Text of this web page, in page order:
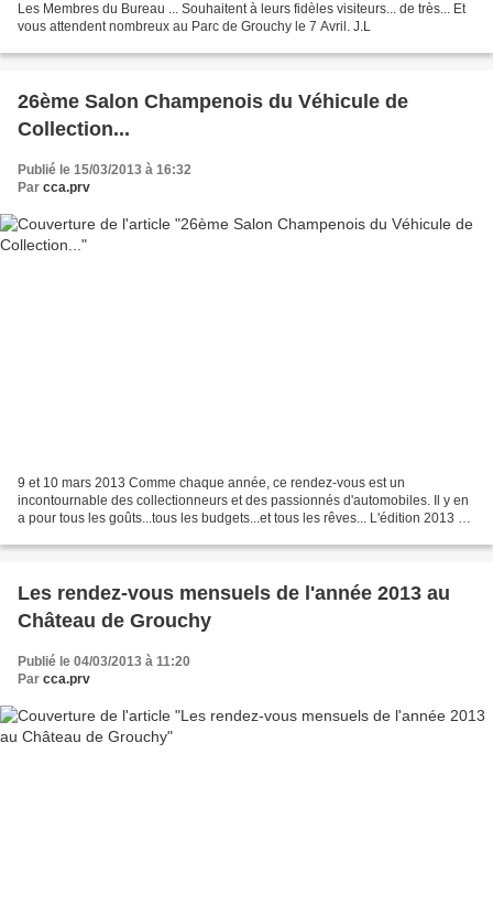
Les Membres du Bureau ... Souhaitent à leurs fidèles visiteurs... de très... Et
vous attendent nombreux au Parc de Grouchy le 7 Avril. J.L
26ème Salon Champenois du Véhicule de
Collection...
Publié le 15/03/2013 à 16:32
Par cca.prv
9 et 10 mars 2013 Comme chaque année, ce rendez-vous est un
incontournable des collectionneurs et des passionnés d'automobiles. Il y en
a pour tous les goûts...tous les budgets...et tous les rêves... L'édition 2013 a
Les rendez-vous mensuels de l'année 2013 au
Château de Grouchy
Publié le 04/03/2013 à 11:20
Par cca.prv